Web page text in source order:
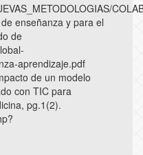
enseñanza y para el
de
aprendizaje.pdf
de un modelo
con TIC para
pg.1(2).